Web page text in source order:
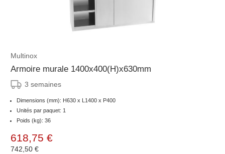
Multinox
Armoire murale 1400x400(H)x630mm
3 semaines
Dimensions (mm): H630 x L1400 x P400
Unités par paquet: 1
Poids (kg): 36
618,75 €
742,50 €